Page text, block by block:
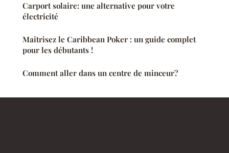
Carport solaire: une alternative pour votre
électricité
Maîtrisez le Caribbean Poker : un guide complet
pour les débutants !
Comment aller dans un centre de minceur?